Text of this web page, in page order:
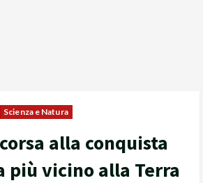
Scienza e Natura
alla conquista
più vicino alla Terra